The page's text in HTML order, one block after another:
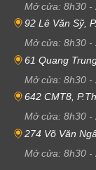
Mở cửa: 8h30 -
92 Lê Văn Sỹ,
Mở cửa: 8h30 -
61 Quang
Mở cửa: 8h30 -
642 CMT8,
Mở cửa: 8h30 -
274 Võ Văn
Mở cửa: 8h30 -